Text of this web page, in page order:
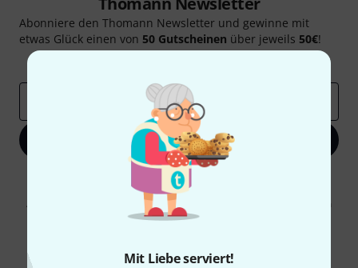
Mit Liebe serviert!
Abonniere den Thomann Newsletter und gewinne mit
etwas Glück einen von 50 Gutscheinen über jeweils 50€!
Thomann Insights
Jetzt anmelden
Mit Klick auf „Jetzt anmelden“ stimmen Sie dem Erhalt von E-Mail-
Werbung und einer Messung des E-Mail-Nutzungsverhaltens zu. Die
Abmeldung ist jederzeit möglich. Weitere Informationen finden Sie in
unserenDatenschutzhinweisen